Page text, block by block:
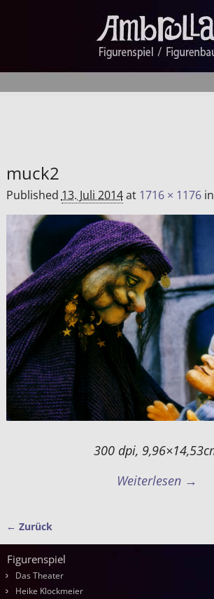
muck2
Published 13. Juli 2014at 1716 × 1176in
300 dpi,
Weiterlesen →
Bilder-Navigation
← Zurück
Figurenspiel
Das Theater
Heike Klockmeier